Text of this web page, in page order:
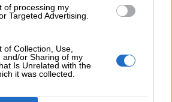
of processing my
Targeted Advertising.
of Collection, Use,
and/or Sharing of my
Is Unrelated with the
it was collected.
«ΕΡΡΙΚΟΣ ΝΤΥΝΑΝ»
των ασφαλιστικών